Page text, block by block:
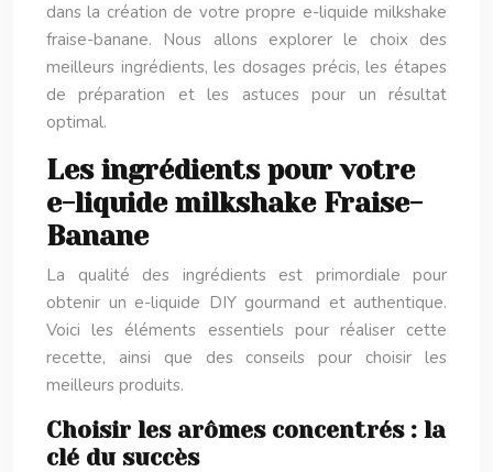
dans la création de votre propre e-liquide milkshake
fraise-banane. Nous allons explorer le choix des
meilleurs ingrédients, les dosages précis, les étapes
de préparation et les astuces pour un résultat
optimal.
Les ingrédients pour votre
e-liquide milkshake Fraise-
Banane
La qualité des ingrédients est primordiale pour
obtenir un e-liquide DIY gourmand et authentique.
Voici les éléments essentiels pour réaliser cette
recette, ainsi que des conseils pour choisir les
meilleurs produits.
Choisir les arômes concentrés : la
clé du succès